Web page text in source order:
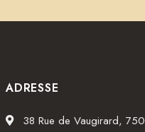
ADRESSE
38 Rue de Vaugirard,